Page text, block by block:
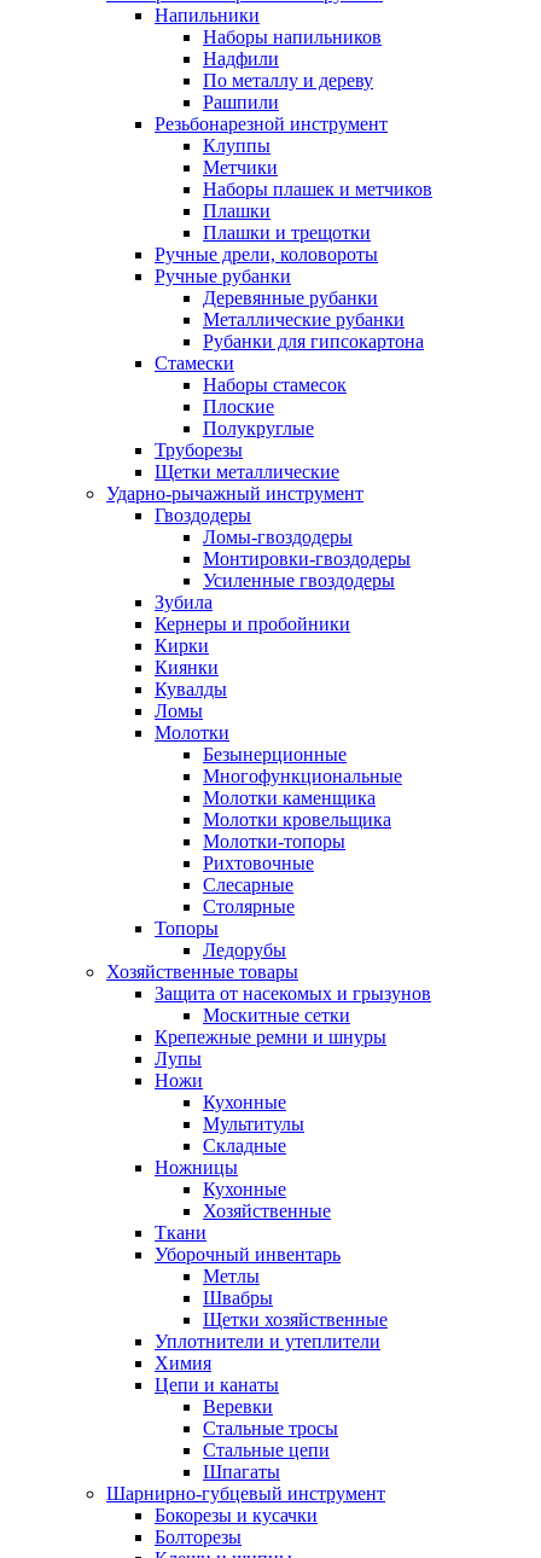
Напильники
Наборы напильников
Надфили
По металлу и дереву
Рашпили
Резьбонарезной инструмент
Клуппы
Метчики
Наборы плашек и метчиков
Плашки
Плашки и трещотки
Ручные дрели, коловороты
Ручные рубанки
Деревянные рубанки
Металлические рубанки
Рубанки для гипсокартона
Стамески
Наборы стамесок
Плоские
Полукруглые
Труборезы
Щетки металлические
Ударно-рычажный инструмент
Гвоздодеры
Ломы-гвоздодеры
Монтировки-гвоздодеры
Усиленные гвоздодеры
Зубила
Кернеры и пробойники
Кирки
Киянки
Кувалды
Ломы
Молотки
Безынерционные
Многофункциональные
Молотки каменщика
Молотки кровельщика
Молотки-топоры
Рихтовочные
Слесарные
Столярные
Топоры
Ледорубы
Хозяйственные товары
Защита от насекомых и грызунов
Москитные сетки
Крепежные ремни и шнуры
Лупы
Ножи
Кухонные
Мультитулы
Складные
Ножницы
Кухонные
Хозяйственные
Ткани
Уборочный инвентарь
Метлы
Швабры
Щетки хозяйственные
Уплотнители и утеплители
Химия
Цепи и канаты
Веревки
Стальные тросы
Стальные цепи
Шпагаты
Шарнирно-губцевый инструмент
Бокорезы и кусачки
Болторезы